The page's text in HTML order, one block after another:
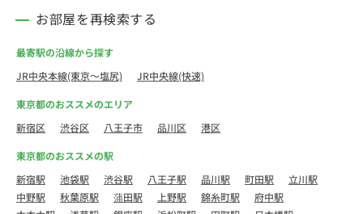
お部屋を再検索する
最寄駅の沿線から探す
JR中央本線(東京～塩尻)
JR中央線(快速)
東京都のおススメのエリア
新宿区
渋谷区 八王子市 品川区 港区
東京都のおススメの駅
新宿駅
池袋駅 渋谷駅 八王子駅 品川駅 町田駅
立川駅
中野駅
秋葉原駅 蒲田駅 上野駅 錦糸町駅
府中駅